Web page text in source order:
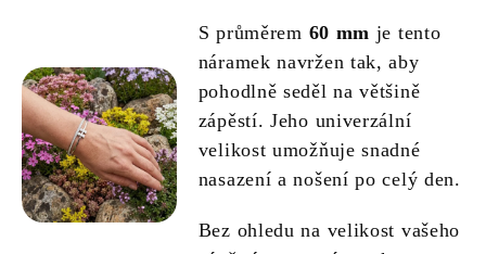
S průměrem 60 mm je tento
náramek navržen tak, aby
pohodlně seděl na většině
zápěstí. Jeho univerzální
velikost umožňuje snadné
nasazení a nošení po celý den.
Bez ohledu na velikost vašeho